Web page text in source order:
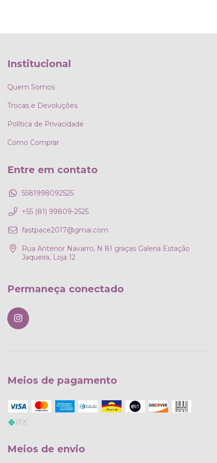
Institucional
Quem Somos
Trocas e Devoluções
Política de Privacidade
Como Comprar
Entre em contato
5581998092525
+55 (81) 99809-2525
fastpace2017@gmai.com
Rua Antenor Navarro, N 81 graças Galeria Estação
Jaqueira, Loja 12
Permaneça conectado
Meios de pagamento
Meios de envio